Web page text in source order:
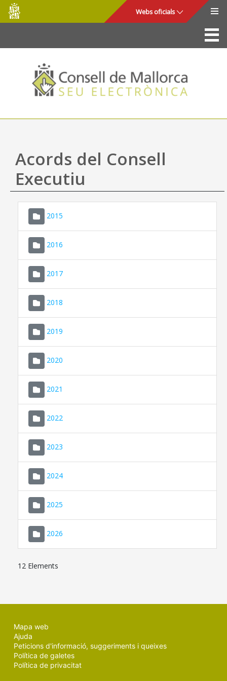
Salta al contingut principal
Consell
de
Mallorca
Webs oficials
La Seu
Consell de Mallorca
Accés i seguretat
Utilitats
Ajuda
Acords del Consell
Executiu
2015
2016
2017
2018
2019
2020
2021
2022
2023
2024
2025
2026
12 Elements
Mapa web
Ajuda
Peticions d'informació, suggeriments i queixes
Política de galetes
Política de privacitat